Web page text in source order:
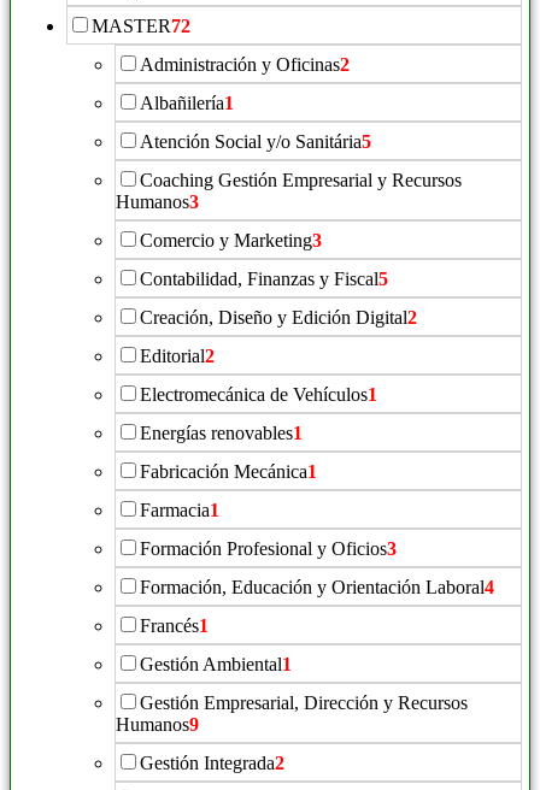
MASTER72
Administración y Oficinas2
Albañilería1
Atención Social y/o Sanitária5
Coaching Gestión Empresarial y Recursos
Humanos3
Comercio y Marketing3
Contabilidad, Finanzas y Fiscal5
Creación, Diseño y Edición Digital2
Editorial2
Electromecánica de Vehículos1
Energías renovables1
Fabricación Mecánica1
Farmacia1
Formación Profesional y Oficios3
Formación, Educación y Orientación Laboral4
Francés1
Gestión Ambiental1
Gestión Empresarial, Dirección y Recursos
Humanos9
Gestión Integrada2